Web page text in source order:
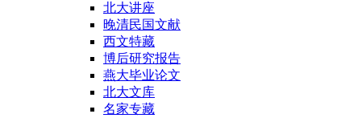
北大讲座
晚清民国文献
西文特藏
博后研究报告
燕大毕业论文
北大文库
名家专藏